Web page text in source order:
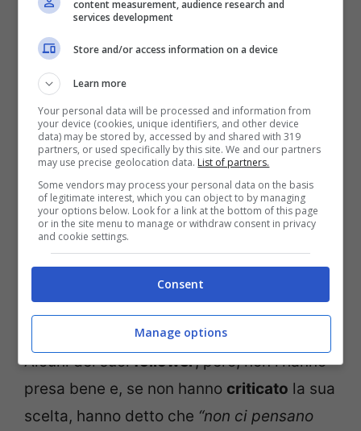
Un po’ se la ride, un po’ è serio, e poi cita i
supereroi. Il cuoco si riferisce a tutte
quelle persone che sono pronte a
“diventare leggende”, ossia avaccinarsi
contro il coronavirus. Lui stesso ci mette
la faccia, anzi il suo bel sorriso sulla
copertina diVanity Fair. La scritta, in
basso, parla chiaro:“Io mi vaccino”
da eccepire.
Alcuni dei suoifollower, però, non l’hanno
presa bene e, se non hanno criticato la sua
scelta, hanno detto che “non ci pensano
content measurement, audience research and
services development
Store and/or access information on a device
Learn more
Your personal data will be processed and information from
your device (cookies, unique identifiers, and other device
data) may be stored by, accessed by and shared with 319
partners, or used specifically by this site. We and our partners
may use precise geolocation data. List of partners.
Some vendors may process your personal data on the basis
of legitimate interest, which you can object to by managing
your options below. Look for a link at the bottom of this page
or in the site menu to manage or withdraw consent in privacy
and cookie settings.
Consent
Manage options